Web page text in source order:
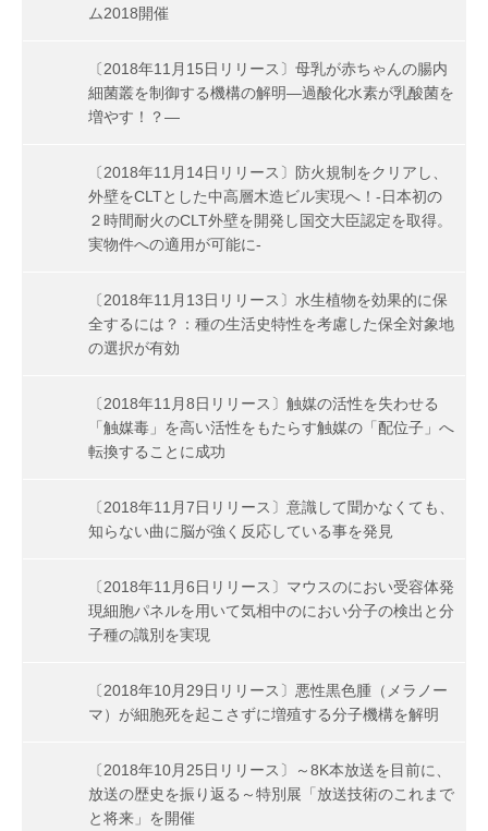
ム2018開催
〔2018年11月15日リリース〕母乳が赤ちゃんの腸内
細菌叢を制御する機構の解明―過酸化水素が乳酸菌を
増やす！？―
〔2018年11月14日リリース〕防火規制をクリアし、
外壁をCLTとした中高層木造ビル実現へ！-日本初の
２時間耐火のCLT外壁を開発し国交大臣認定を取得。
実物件への適用が可能に-
〔2018年11月13日リリース〕水生植物を効果的に保
全するには？：種の生活史特性を考慮した保全対象地
の選択が有効
〔2018年11月8日リリース〕触媒の活性を失わせる
「触媒毒」を高い活性をもたらす触媒の「配位子」へ
転換することに成功
〔2018年11月7日リリース〕意識して聞かなくても、
知らない曲に脳が強く反応している事を発見
〔2018年11月6日リリース〕マウスのにおい受容体発
現細胞パネルを用いて気相中のにおい分子の検出と分
子種の識別を実現
〔2018年10月29日リリース〕悪性黒色腫（メラノー
マ）が細胞死を起こさずに増殖する分子機構を解明
〔2018年10月25日リリース〕～8K本放送を目前に、
放送の歴史を振り返る～特別展「放送技術のこれまで
と将来」を開催